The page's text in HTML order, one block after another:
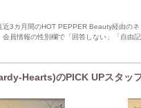
3カ月間のHOT PEPPER Beauty経由のネ
員情報の性別欄で「回答しない」「自由
Hearts)のPICK UPスタッ